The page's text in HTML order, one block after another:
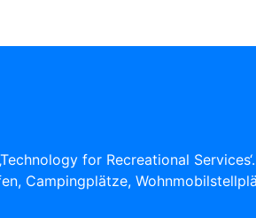
for Recreational
Campingplätze,